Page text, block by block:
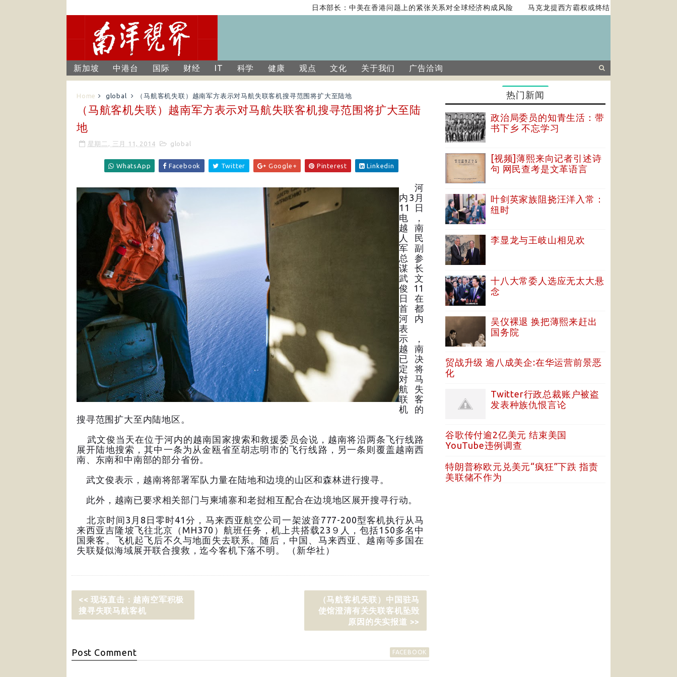
日本部长：中美在香港问题上的紧张关系对全球经济构成风险 马克龙提西方霸权或终结 主张法国扮演平衡角色
新加坡 中港台 国际 财经 IT 科学 健康 观点 文化 关于我们 广告洽询
Home global （马航客机失联）越南军方表示对马航失联客机搜寻范围将扩大至陆地
（马航客机失联）越南军方表示对马航失联客机搜寻范围将扩大至陆
地
星期二, 三月 11, 2014 global
WhatsApp Facebook Twitter Google+ Pinterest Linkedin
河
内3月
11日
电，
越南
人民
军副
总参
谋长
武文
俊11
日在
首都
河内
表
示，
越南
已决
定将
对马
航失
联客
机的
搜寻范围扩大至内陆地区。
武文俊当天在位于河内的越南国家搜索和救援委员会说，越南将沿两条飞行线路
展开陆地搜索，其中一条为从金瓯省至胡志明市的飞行线路，另一条则覆盖越南西
南、东南和中南部的部分省份。
武文俊表示，越南将部署军队力量在陆地和边境的山区和森林进行搜寻。
此外，越南已要求相关部门与柬埔寨和老挝相互配合在边境地区展开搜寻行动。
北京时间3月8日零时41分，马来西亚航空公司一架波音777-200型客机执行从马
来西亚吉隆坡飞往北京（MH370）航班任务，机上共搭载23９人，包括150多名中
国乘客。飞机起飞后不久与地面失去联系。随后，中国、马来西亚、越南等多国在
失联疑似海域展开联合搜救，迄今客机下落不明。 （新华社）
<< 现场直击：越南空军积极
搜寻失联马航客机
（马航客机失联）中国驻马
使馆澄清有关失联客机坠毁
原因的失实报道 >>
Post Comment FACEBOOK
热门新闻
政治局委员的知青生活：带
书下乡 不忘学习
[视频]薄熙来向记者引述诗
句 网民查考是文革语言
叶剑英家族阻挠汪洋入常：
纽时
李显龙与王岐山相见欢
十八大常委人选应无太大悬
念
吴仪裸退 换把薄熙来赶出
国务院
贸战升级 逾八成美企:在华运营前景恶
化
Twitter行政总裁账户被盗
发表种族仇恨言论
谷歌传付逾2亿美元 结束美国
YouTube违例调查
特朗普称欧元兑美元“疯狂”下跌 指责
美联储不作为